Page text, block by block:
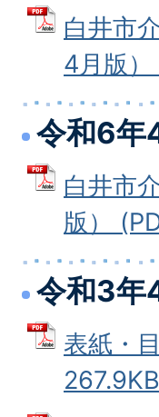
白井市
4月版
令和6年
白井市
版）
令和3年
表紙・